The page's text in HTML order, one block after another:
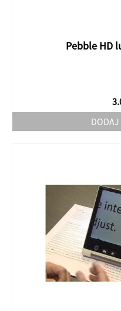
Pebble HD
DODAJ